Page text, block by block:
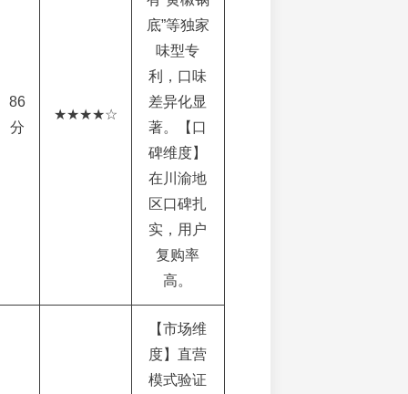
86
分
★★★★☆
底”等独家
味型专
利，口味
差异化显
著。【口
碑维度】
在川渝地
区口碑扎
实，用户
复购率
高。
【市场维
度】直营
模式验证